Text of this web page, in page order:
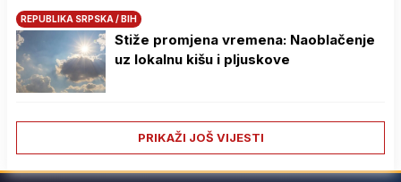
REPUBLIKA SRPSKA / BIH
Stiže promjena vremena: Naoblačenje
uz lokalnu kišu i pljuskove
PRIKAŽI JOŠ VIJESTI